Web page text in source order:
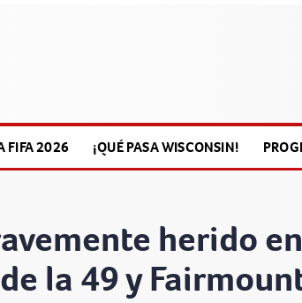
FIFA 2026 ¡QUÉ PASA WISCONSIN!
herido
la 49 y